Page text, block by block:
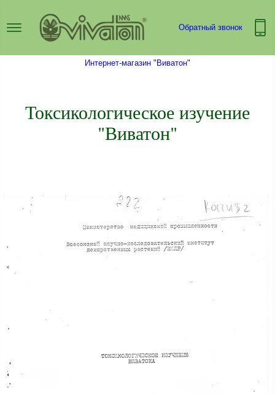
Обратный звонок
Интернет-магазин "Виватон"
Токсикологическое изучение
"Виватон"​